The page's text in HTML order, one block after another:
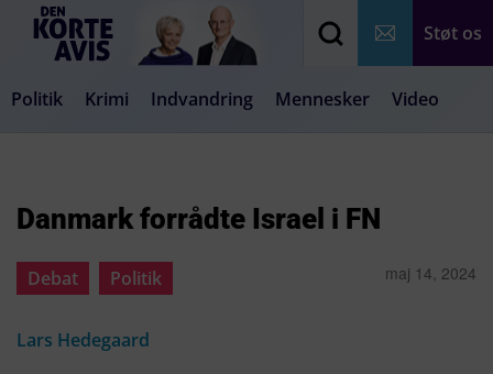
Støt os
Politik Krimi Indvandring Mennesker Video
Danmark forrådte Israel i FN
Debat Politik maj 14, 2024
Lars Hedegaard